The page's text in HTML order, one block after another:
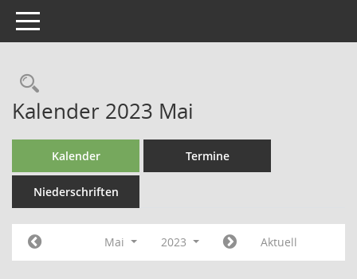
Toggle navigation
Kalender 2023 Mai
Kalender Termine
Niederschriften
Mai 2023 Aktuell